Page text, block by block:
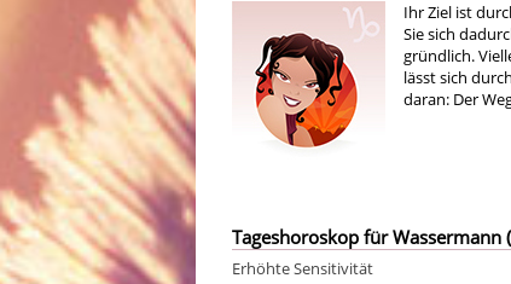
Ihr Ziel ist
Sie sich
gründlich.
lässt sich
daran: Der
Tageshoroskop für Wassermann
Erhöhte Sensitivität